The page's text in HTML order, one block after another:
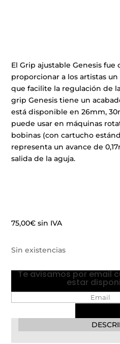
El Grip ajustable Genesis fue
proporcionar a los artistas
que facilite la regulación de
grip Genesis tiene un
está disponible en 26mm,
puede usar en máquinas
bobinas (con cartucho
representa un avance de
salida de la aguja.
75,00€ sin IVA
Sin existencias
Te avisamos por email
estar